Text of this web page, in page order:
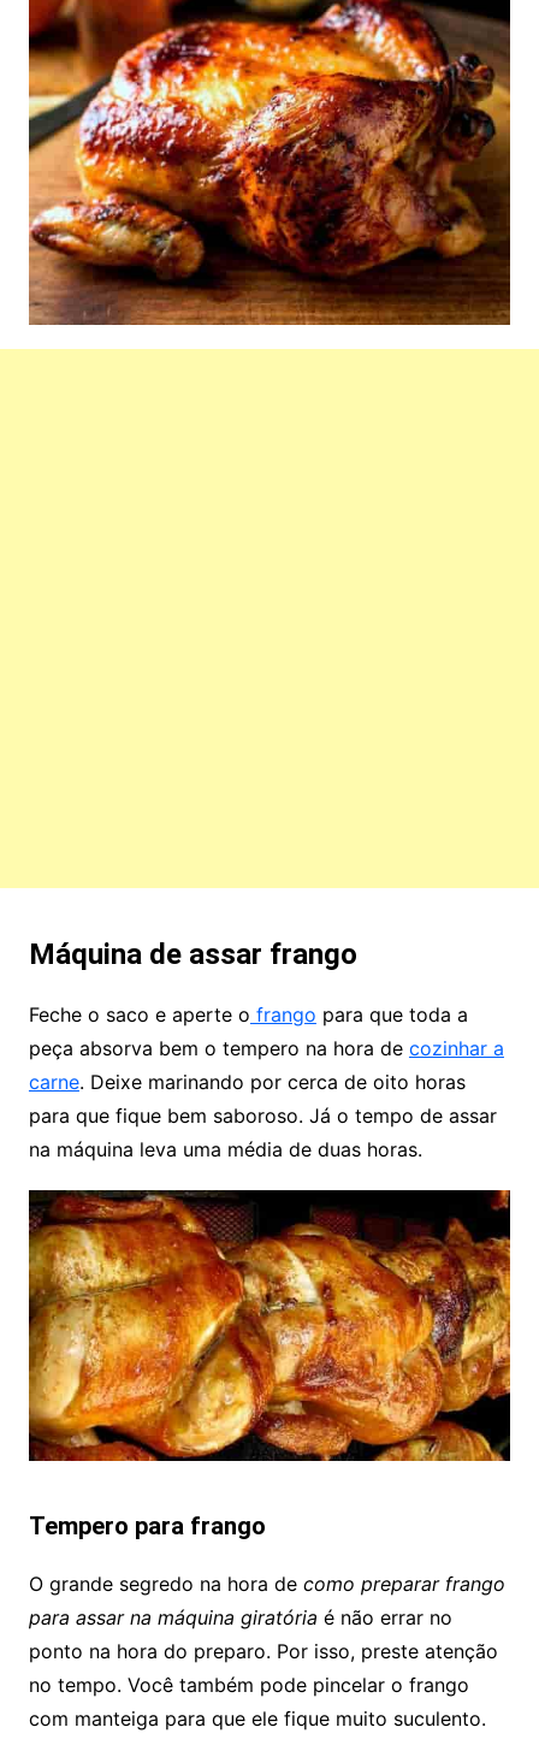
Máquina de assar frango
Feche o saco e aperte o frango para que toda a
peça absorva bem o tempero na hora de cozinhar a
carne. Deixe marinando por cerca de oito horas
para que fique bem saboroso. Já o tempo de assar
na máquina leva uma média de duas horas.
Tempero para frango
O grande segredo na hora de como preparar frango
para assar na máquina giratória é não errar no
ponto na hora do preparo. Por isso, preste atenção
no tempo. Você também pode pincelar o frango
com manteiga para que ele fique muito suculento.